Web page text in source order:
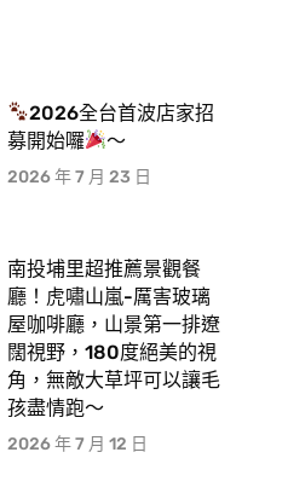
2026全台首波店家招
募開始囉
～
2026 年 7 月 23 日
南投埔里超推薦景觀餐
廳！虎嘯山嵐-厲害玻璃
屋咖啡廳，山景第一排遼
闊視野，180度絕美的視
角，無敵大草坪可以讓毛
孩盡情跑〜
2026 年 7 月 12 日